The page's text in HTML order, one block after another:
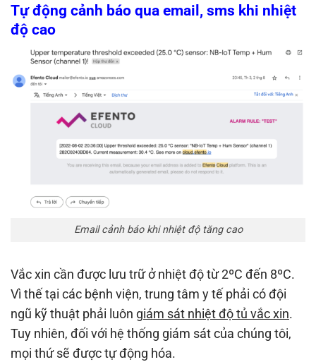
Tự động cảnh báo qua email, sms khi nhiệt
độ cao
Email cảnh báo khi nhiệt độ tăng cao
Vắc xin cần được lưu trữ ở nhiệt độ từ 2ºC đến 8ºC.
Vì thế tại các bệnh viện, trung tâm y tế phải có đội
ngũ kỹ thuật phải luôn giám sát nhiệt độ tủ vắc xin.
Tuy nhiên, đối với hệ thống giám sát của chúng tôi,
mọi thứ sẽ được tự động hóa.